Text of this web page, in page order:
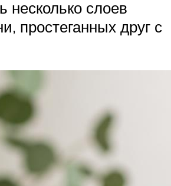
несколько слоев
простеганных друг с